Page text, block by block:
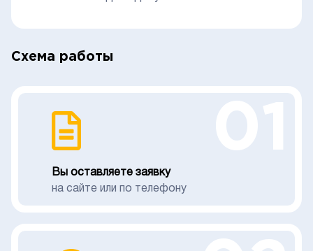
Схема работы
Вы оставляете заявку
на сайте или по телефону